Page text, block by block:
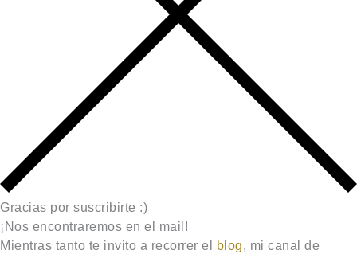
Gracias por suscribirte :)
¡Nos encontraremos en el mail!
Mientras tanto te invito a recorrer el
blog, mi canal de